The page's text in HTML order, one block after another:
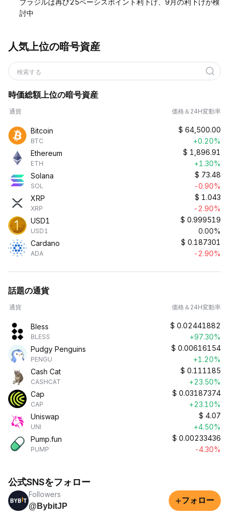
ブラジルは再び25ベーシスポイント利下げ、9月の利下げが検
討中
人気上位の暗号資産
検索する
時価総額上位の暗号資産
通貨 価格＆24H変動率
Bitcoin
BTC
$ 64,500.00
+0.20%
Ethereum
ETH
$ 1,896.91
+1.30%
Solana
SOL
$ 73.48
-0.90%
XRP
XRP
$ 1.043
-2.90%
USD1
USD1
$ 0.999519
0.00%
Cardano
ADA
$ 0.187301
-2.90%
話題の通貨
通貨 価格＆24H変動率
Bless
BLESS
$ 0.02441882
+97.30%
Pudgy Penguins
PENGU
$ 0.00616154
+1.20%
Cash Cat
CASHCAT
$ 0.111185
+23.50%
Cap
CAP
$ 0.03187374
+23.10%
Uniswap
UNI
$ 4.07
+4.50%
Pump.fun
PUMP
$ 0.00233436
-4.30%
公式SNSをフォロー
Followers
@BybitJP
+フォロー